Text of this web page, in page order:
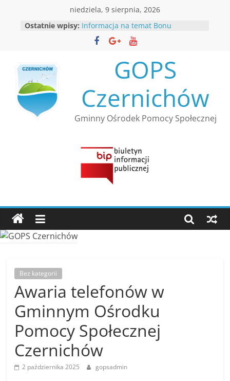
niedziela, 9 sierpnia, 2026
Ostatnie wpisy: Informacja na temat Bonu
Ciepłowniczego
Rekrutacja
Ośrodka Pomocy Społecznej
Czernichów
Nabór wniosków w ramach
resortowego programu Ministra
Rodziny, Pracy i Polityki Społecznej
”Opieka wytchnieniowa” dla
Bezpłatna infolinia dla osób
bezdomnych
GOPS
Czernichów
Gminny Ośrodek Pomocy Społecznej
Bez kategorii
Awaria telefonów w
Gminnym Ośrodku
Pomocy Społecznej
Czernichów
2 października 2025 gopsadmin